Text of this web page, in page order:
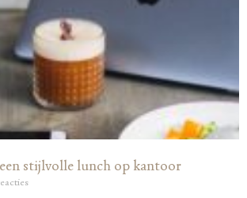
stijlvolle lunch op kantoor